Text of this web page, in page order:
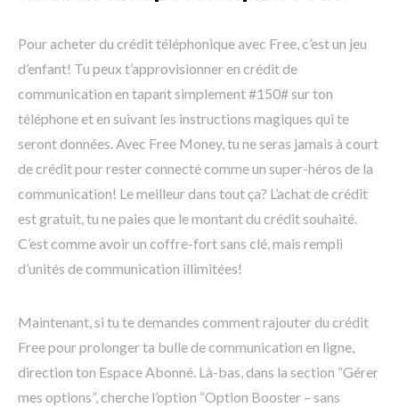
Pour acheter du crédit téléphonique avec Free, c’est un jeu
d’enfant! Tu peux t’approvisionner en crédit de
communication en tapant simplement #150# sur ton
téléphone et en suivant les instructions magiques qui te
seront données. Avec Free Money, tu ne seras jamais à court
de crédit pour rester connecté comme un super-héros de la
communication! Le meilleur dans tout ça? L’achat de crédit
est gratuit, tu ne paies que le montant du crédit souhaité.
C’est comme avoir un coffre-fort sans clé, mais rempli
d’unités de communication illimitées!
Maintenant, si tu te demandes comment rajouter du crédit
Free pour prolonger ta bulle de communication en ligne,
direction ton Espace Abonné. Là-bas, dans la section “Gérer
mes options”, cherche l’option “Option Booster – sans